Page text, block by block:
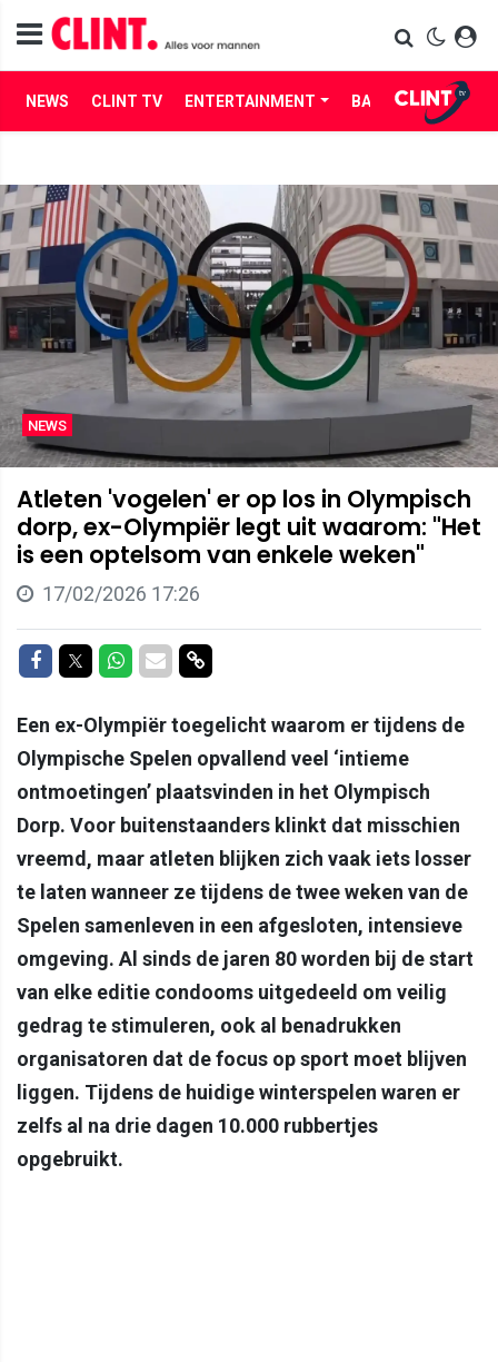
NEWS CLINT TV ENTERTAINMENT BABES LIFE
NEWS
Atleten 'vogelen' er op los in Olympisch
dorp, ex-Olympiër legt uit waarom: "Het
is een optelsom van enkele weken"
17/02/2026 17:26
Delen op Facebook
Delen op Twitter
Delen op Whatsapp
Delen via Mail
Delen via link
Een ex-Olympiër toegelicht waarom er tijdens de
Olympische Spelen opvallend veel ‘intieme
ontmoetingen’ plaatsvinden in het Olympisch
Dorp. Voor buitenstaanders klinkt dat misschien
vreemd, maar atleten blijken zich vaak iets losser
te laten wanneer ze tijdens de twee weken van de
Spelen samenleven in een afgesloten, intensieve
omgeving. Al sinds de jaren 80 worden bij de start
van elke editie condooms uitgedeeld om veilig
gedrag te stimuleren, ook al benadrukken
organisatoren dat de focus op sport moet blijven
liggen. Tijdens de huidige winterspelen waren er
zelfs al na drie dagen 10.000 rubbertjes
opgebruikt.